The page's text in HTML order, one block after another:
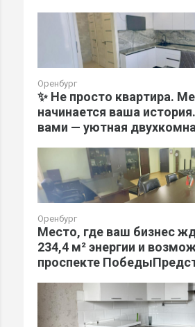
Оренбург
✨ Не просто квартира.
начинается ваша
вами — уютная
Оренбург
Место, где ваш бизнес
234,4 м² энергии и
проспекте